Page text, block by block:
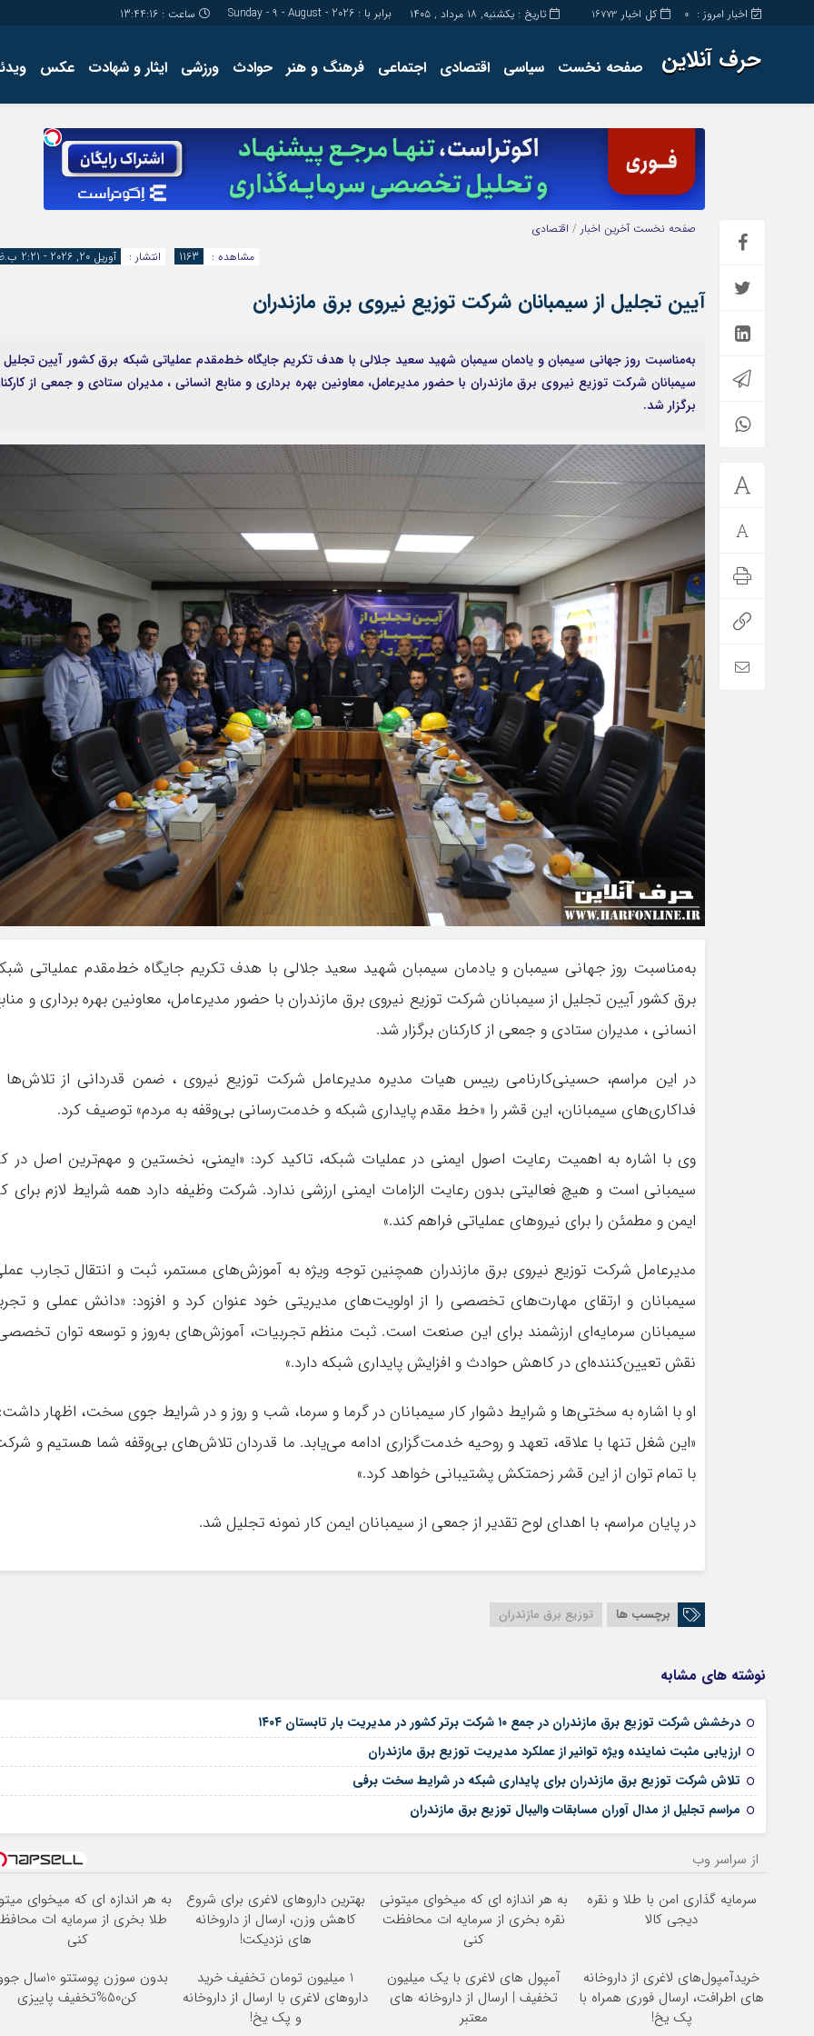
کل اخبار 16773 اخبار امروز : 0 تاریخ : یکشنبه, ۱۸ مرداد , ۱۴۰۵ برابر با : Sunday - 9 - August - 2026 ساعت : 13:44:17
حرف آنلاین صفحه نخست سیاسی اقتصادی اجتماعی فرهنگ و هنر حوادث ورزشی ایثار و شهادت عکس
کارگاه
تولید
مجله ای
صفحه نخست آخرین اخبار / اقتصادی
انتشار :
آوریل 20, 2026 - 2:21 ب.ظ مشاهده : 1163
آیین تجلیل از سیمبانان شركت توزیع نیروی برق مازندران
به‌مناسبت روز جهانی سیمبان و یادمان سیمبان شهید سعید جلالی با هدف تکریم جایگاه خط‌مقدم عملیاتی شبکه برق کشور آیین تجليل
سيمبانان شركت توزيع نيروى برق مازندران با حضور مدیرعامل، معاونین بهره برداری و منابع انسانی ، مدیران ستادی و جمعی از
برگزار شد.
به‌مناسبت روز جهانی سیمبان و یادمان سیمبان شهید سعید جلالی با هدف تکریم جایگاه خط‌مقدم عملیاتی
برق کشور آیین تجليل از سيمبانان شركت توزيع نيروى برق مازندران با حضور مدیرعامل، معاونین بهره برداری و
انسانی ، مدیران ستادی و جمعی از کارکنان برگزار شد.
در این مراسم، حسینی‌کارنامی رییس هیات مدیره مدیرعامل شرکت توزیع نیروی ، ضمن قدردانی از تلاش‌ها
فداکاری‌های سیمبانان، این قشر را «خط مقدم پایداری شبکه و خدمت‌رسانی بی‌وقفه به مردم» توصیف کرد.
وی با اشاره به اهمیت رعایت اصول ایمنی در عملیات شبکه، تاکید کرد: «ایمنی، نخستین و مهم‌ترین اصل در
سیمبانی است و هیچ فعالیتی بدون رعایت الزامات ایمنی ارزشی ندارد. شرکت وظیفه دارد همه شرایط لازم برای
ایمن و مطمئن را برای نیروهای عملیاتی فراهم کند.»
مدیرعامل شرکت توزیع نیروی برق مازندران همچنین توجه ویژه به آموزش‌های مستمر، ثبت و انتقال تجارب
سیمبانان و ارتقای مهارت‌های تخصصی را از اولویت‌های مدیریتی خود عنوان کرد و افزود: «دانش عملی و
سیمبانان سرمایه‌ای ارزشمند برای این صنعت است. ثبت منظم تجربیات، آموزش‌های به‌روز و توسعه توان
نقش تعیین‌کننده‌ای در کاهش حوادث و افزایش پایداری شبکه دارد.»
او با اشاره به سختی‌ها و شرایط دشوار کار سیمبانان در گرما و سرما، شب و روز و در شرایط جوی سخت، اظهار داشت:
«این شغل تنها با علاقه، تعهد و روحیه خدمت‌گزاری ادامه می‌یابد. ما قدردان تلاش‌های بی‌وقفه شما هستیم و
با تمام توان از این قشر زحمتکش پشتیبانی خواهد کرد.»
در پایان مراسم، با اهدای لوح تقدیر از جمعی از سیمبانان ایمن کار نمونه تجلیل شد.
برچسب ها توزیع برق مازندران
نوشته های مشابه
درخشش شرکت توزیع برق مازندران در جمع ۱۰ شرکت برتر کشور در مدیریت بار تابستان ۱۴۰۴
ارزیابی مثبت نماینده ویژه توانیر از عملکرد مدیریت توزیع برق مازندران
تلاش شرکت توزیع برق مازندران برای پایداری شبکه در شرایط سخت برفی
مراسم تجليل از مدال آوران مسابقات واليبال توزیع برق مازندران
از سراسر وب
سرمایه گذاری امن با طلا و نقره
دیجی کالا
به هر اندازه ای که میخوای میتونی
نقره بخری از سرمایه ات محافظت
کنی
بهترین داروهای لاغری برای شروع
کاهش وزن، ارسال از داروخانه
های نزدیکت!
به هر اندازه ای که میخوای
طلا بخری از سرمایه ات
کنی
خریدآمپول‌های لاغری از داروخانه
های اطرافت، ارسال فوری همراه با
پک یخ!
آمپول های لاغری با یک میلیون
تخفیف | ارسال از داروخانه های
معتبر
1 میلیون تومان تخفیف خرید
داروهای لاغری با ارسال از داروخانه
و پک یخ!
بدون سوزن پوستتو
کن50%تخفیف پاییزی